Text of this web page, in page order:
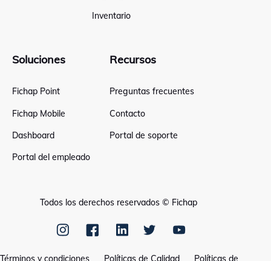
Inventario
Soluciones
Fichap Point
Fichap Mobile
Dashboard
Portal del empleado
Recursos
Preguntas frecuentes
Contacto
Portal de soporte
Todos los derechos reservados © Fichap
Términos y condiciones Políticas de Calidad Políticas de